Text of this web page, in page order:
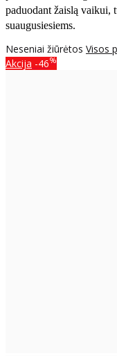
paduodant žaislą
suaugusiesiems.
Neseniai žiūrėtos Visos
Akcija -46%